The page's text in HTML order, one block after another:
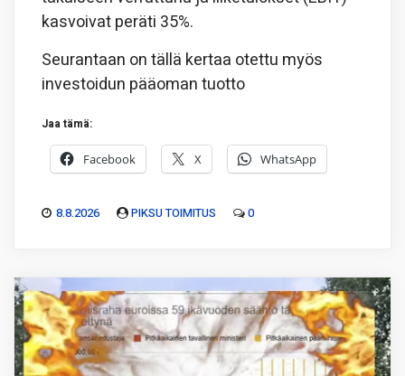
kasvoivat peräti 35%.
Seurantaan on tällä kertaa otettu myös
investoidun pääoman tuotto
Jaa tämä:
Facebook X WhatsApp
8.8.2026 PIKSU TOIMITUS 0